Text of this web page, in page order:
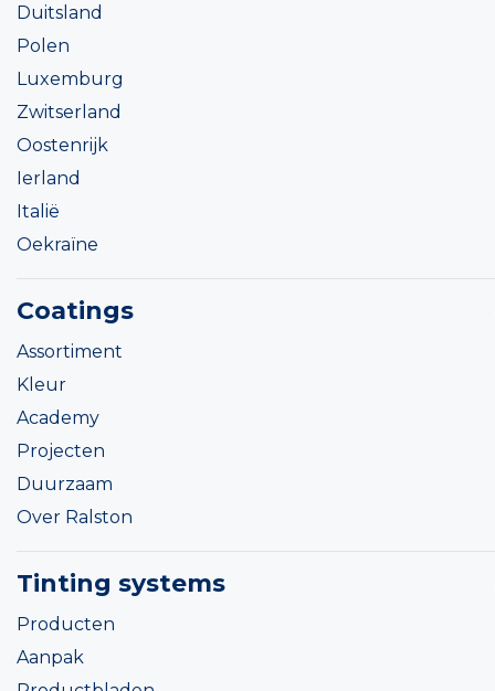
Duitsland
Polen
Luxemburg
Zwitserland
Oostenrijk
Ierland
Italië
Oekraïne
Coatings
Assortiment
Kleur
Academy
Projecten
Duurzaam
Over Ralston
Tinting systems
Producten
Aanpak